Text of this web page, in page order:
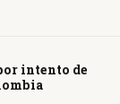
intento de